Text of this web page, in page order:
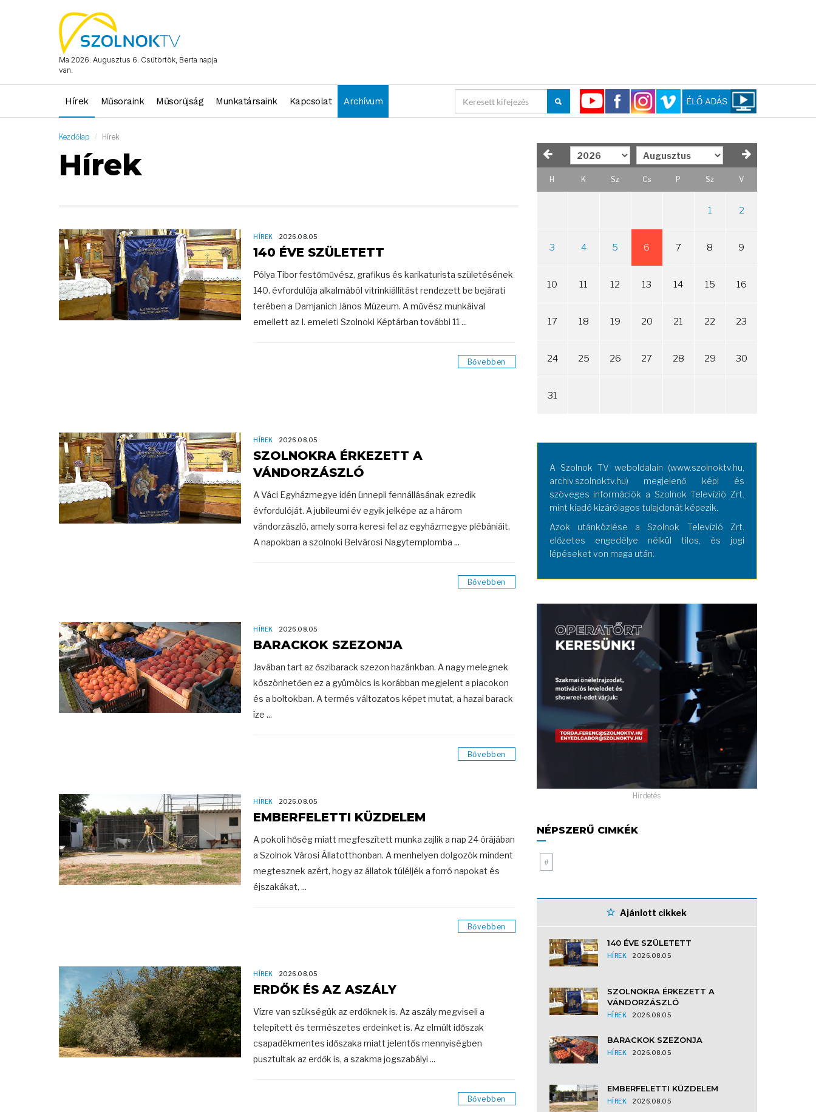
Ma 2026. Augusztus 6. Csütörtök, Berta napja
van.
Hírek Műsoraink Műsorújság Munkatársaink Kapcsolat Archívum
Kezdőlap Hírek
Hírek
HÍREK 2026.08.05
140 ÉVE SZÜLETETT
Pólya Tibor festőművész, grafikus és karikaturista születésének
140. évfordulója alkalmából vitrinkiállítást rendezett be bejárati
terében a Damjanich János Múzeum. A művész munkáival
emellett az I. emeleti Szolnoki Képtárban további 11 ...
Bővebben
HÍREK 2026.08.05
SZOLNOKRA ÉRKEZETT A
VÁNDORZÁSZLÓ
A Váci Egyházmegye idén ünnepli fennállásának ezredik
évfordulóját. A jubileumi év egyik jelképe az a három
vándorzászló, amely sorra keresi fel az egyházmegye plébániáit.
A napokban a szolnoki Belvárosi Nagytemplomba ...
Bővebben
HÍREK 2026.08.05
BARACKOK SZEZONJA
Javában tart az őszibarack szezon hazánkban. A nagy melegnek
köszönhetően ez a gyümölcs is korábban megjelent a piacokon
és a boltokban. A termés változatos képet mutat, a hazai barack
íze ...
Bővebben
HÍREK 2026.08.05
EMBERFELETTI KÜZDELEM
A pokoli hőség miatt megfeszített munka zajlik a nap 24 órájában
a Szolnok Városi Állatotthonban. A menhelyen dolgozók mindent
megtesznek azért, hogy az állatok túléljék a forró napokat és
éjszakákat, ...
Bővebben
HÍREK 2026.08.05
ERDŐK ÉS AZ ASZÁLY
Vízre van szükségük az erdőknek is. Az aszály megviseli a
telepített és természetes erdeinket is. Az elmúlt időszak
csapadékmentes időszaka miatt jelentős mennyiségben
pusztultak az erdők is, a szakma jogszabályi ...
Bővebben
H K Sz Cs P Sz V
1 2
3 4 5 6 7 8 9
10 11 12 13 14 15 16
17 18 19 20 21 22 23
24 25 26 27 28 29 30
31
A Szolnok TV weboldalain (www.szolnoktv.hu,
archiv.szolnoktv.hu) megjelenő képi és
szöveges információk a Szolnok Televízió Zrt.
mint kiadó kizárólagos tulajdonát képezik.
Azok utánközlése a Szolnok Televízió Zrt.
előzetes engedélye nélkül tilos, és jogi
lépéseket von maga után.
Hirdetés
NÉPSZERŰ CIMKÉK
#
Ajánlott cikkek
140 ÉVE SZÜLETETT
HÍREK 2026.08.05
SZOLNOKRA ÉRKEZETT A
VÁNDORZÁSZLÓ
HÍREK 2026.08.05
BARACKOK SZEZONJA
HÍREK 2026.08.05
EMBERFELETTI KÜZDELEM
HÍREK 2026.08.05